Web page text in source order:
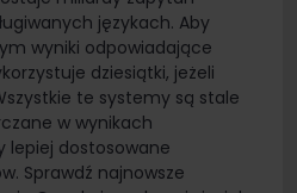
językach. Aby
wyniki odpowiadające
dziesiątki, jeżeli
te systemy są stale
w wynikach
lepiej dostosowane
Sprawdź najnowsze